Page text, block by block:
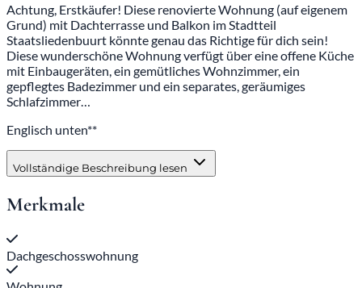
Achtung, Erstkäufer! Diese renovierte Wohnung (auf eigenem
Grund) mit Dachterrasse und Balkon im Stadtteil
Staatsliedenbuurt könnte genau das Richtige für dich sein!
Diese wunderschöne Wohnung verfügt über eine offene Küche
mit Einbaugeräten, ein gemütliches Wohnzimmer, ein
gepflegtes Badezimmer und ein separates, geräumiges
Schlafzimmer…
Englisch unten**
Vollständige Beschreibung lesen
Merkmale
Dachgeschosswohnung